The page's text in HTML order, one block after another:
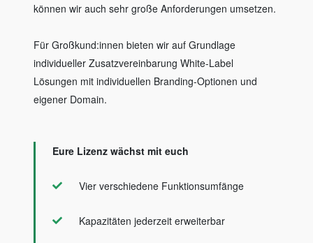
können wir auch sehr große Anforderungen umsetzen.
Für Großkund:innen bieten wir auf Grundlage
individueller Zusatzvereinbarung White-Label
Lösungen mit individuellen Branding-Optionen und
eigener Domain.
Eure Lizenz wächst mit euch
Vier verschiedene Funktionsumfänge
Kapazitäten jederzeit erweiterbar